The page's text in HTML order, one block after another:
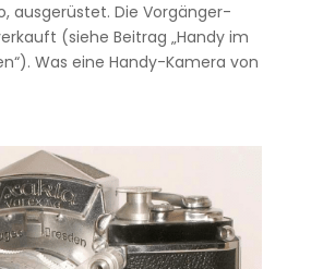
ausgerüstet. Die Vorgänger-
(siehe Beitrag „Handy im
Was eine Handy-Kamera von